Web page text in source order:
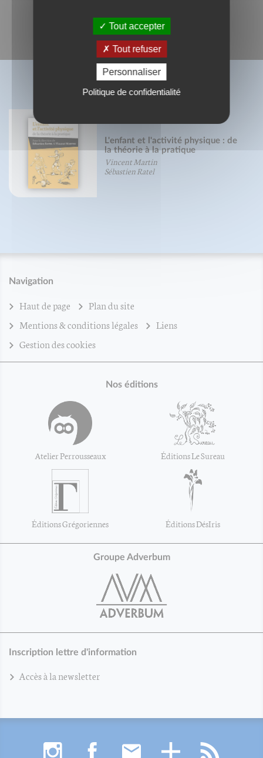
BIBLIOGRAPHIE
L'enfant et l'activité physique : de
la théorie à la pratique
Vincent Martin
Sébastien Ratel
Navigation
Haut de page
Plan du site
Mentions & conditions légales
Liens
Gestion des cookies
Nos éditions
Atelier Perrousseaux Éditions Le Sureau
Éditions Grégoriennes Éditions DésIris
Groupe Adverbum
Inscription lettre d'information
Accès à la newsletter
Tout accepter
Tout refuser
Personnaliser
Politique de confidentialité